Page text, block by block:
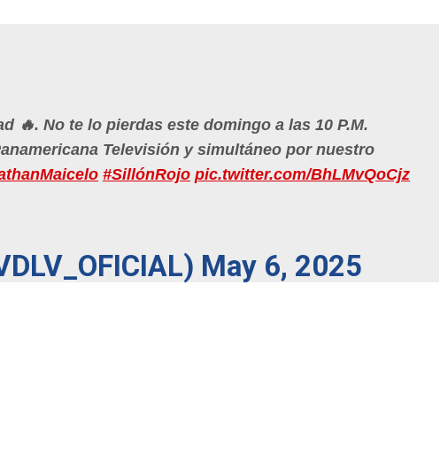
🔥. No te lo pierdas este domingo a las 10 P.M.
Televisión y simultáneo por nuestro
#SillónRojo pic.twitter.com/BhLMvQoCjz
May 6, 2025